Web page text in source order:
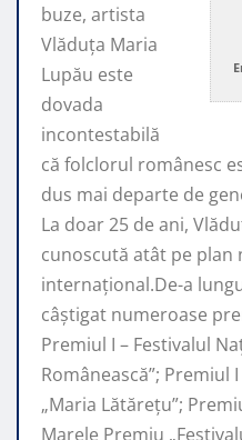
buze, artista
Vlăduța Maria
Lupău este
dovada
incontestabilă
că folclorul românesc
dus mai departe de
La doar 25 de ani,
cunoscută atât pe plan
internaţional.De-a
câştigat numeroase
Premiul I – Festivalul
Românească”; Premiul
„Maria Lătărețu”;
Marele Premiu